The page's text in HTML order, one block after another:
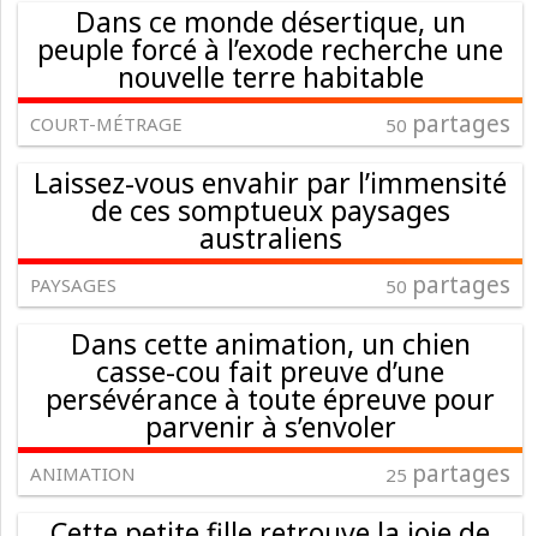
Dans ce monde désertique, un
peuple forcé à l’exode recherche une
nouvelle terre habitable
COURT-MÉTRAGE 50 partages
Laissez-vous envahir par l’immensité
de ces somptueux paysages
australiens
PAYSAGES 50 partages
Dans cette animation, un chien
casse-cou fait preuve d’une
persévérance à toute épreuve pour
parvenir à s’envoler
ANIMATION 25 partages